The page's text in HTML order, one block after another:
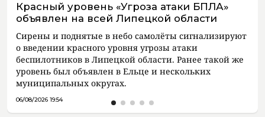
Красный уровень «Угроза атаки БПЛА»
объявлен на всей Липецкой области
Сирены и поднятые в небо самолёты сигнализируют
о введении красного уровня угрозы атаки
беспилотников в Липецкой области. Ранее такой же
уровень был объявлен в Ельце и нескольких
муниципальных округах.
06/08/2026 19:54